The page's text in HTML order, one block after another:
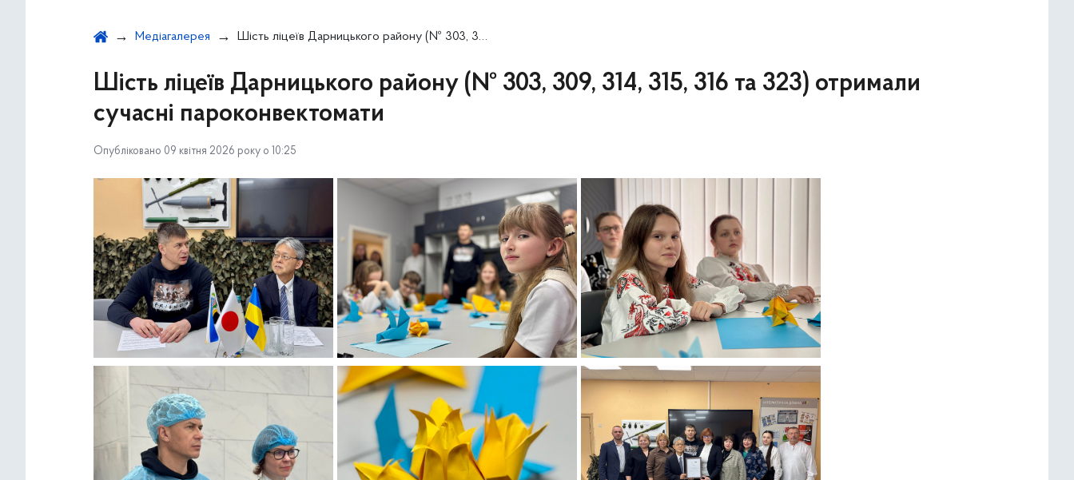
Медіагалерея Шість ліцеїв Дарницького району (№ 303, 309, 314, 315, 316 та 323) отримали сучасні пароконвектомати
Шість ліцеїв Дарницького району (№ 303, 309, 314, 315, 316 та 323) отримали
сучасні пароконвектомати
Опубліковано 09 квітня 2026 року о 10:25